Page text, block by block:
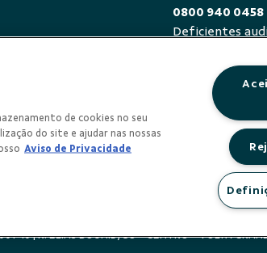
0800 940 0458
Deficientes
DE CRÉDITO CREDIMATA -
10 | R. ELIAS BOUHID, 38 - CENTRO - VOLTA
de cookies no seu
do site e ajudar nas nossas
Aviso de Privacidade